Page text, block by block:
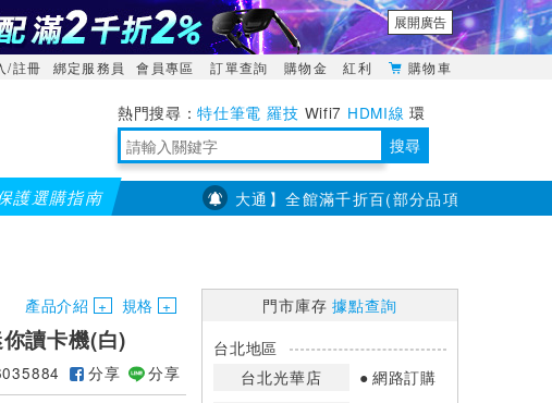
展開廣告
/註冊 綁定服務員 會員專區 訂單查詢 購物金 紅利 購物車
特仕筆電 羅技 Wifi7 HDMI線 環
境量測 明緯POWER 搜尋
護選購指南 【PX大通】全館滿千折百(部分品項不適用，滿2
產品介紹 規格
讀卡機(白)
分享 分享
門市庫存據點查詢
台北地區
台北光華店
網路訂購